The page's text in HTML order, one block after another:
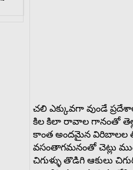
చలి ఎక్కువగా వుండే
కిల కిలా రావాల గానంతో
కాంత అందమైన విరిబాలల
వసంతాగమనంతో చెట్లు
చిగుళ్ళు తొడిగి ఆకులు